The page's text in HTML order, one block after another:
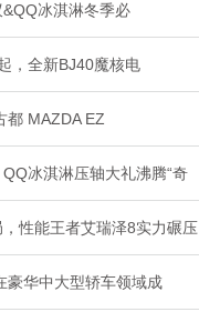
冰淇淋冬季必
，全新BJ40魔核电
都 MAZDA EZ
冰淇淋压轴大礼沸腾“奇
，性能王者艾瑞泽8实力碾压
豪华中大型轿车领域成